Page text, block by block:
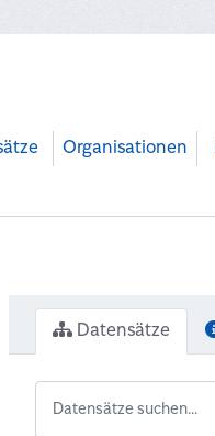
Organisationen
Datensätze